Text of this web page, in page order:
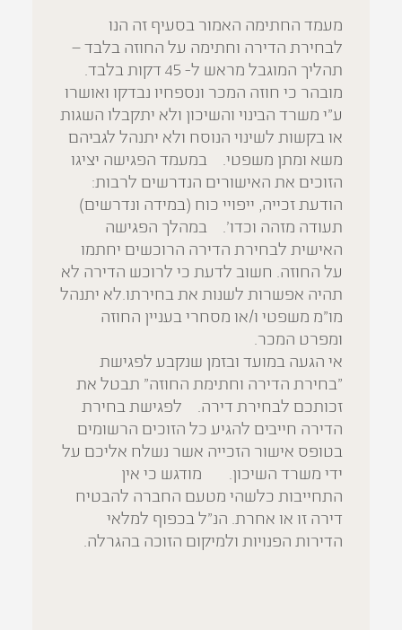
מעמד החתימה האמור בסעיף זה הנו
לבחירת הדירה וחתימה על החוזה בלבד –
תהליך המוגבל מראש ל- 45 דקות בלבד.
מובהר כי חוזה המכר ונספחיו נבדקו ואושרו
ע”י משרד הבינוי והשיכון ולא יתקבלו השגות
או בקשות לשינוי הנוסח ולא יתנהל לגביהם
משא ומתן משפטי. במעמד הפגישה יציגו
הזוכים את האישורים הנדרשים לרבות:
הודעת זכייה, ייפויי כוח (במידה ונדרשים)
תעודה מזהה וכדו'. במהלך הפגישה
האישית לבחירת הדירה הרוכשים יחתמו
על החוזה. חשוב לדעת כי לרוכש הדירה לא
תהיה אפשרות לשנות את בחירתו.לא יתנהל
מו"מ משפטי ו/או מסחרי בעניין החוזה
ומפרט המכר.
אי הגעה במועד ובזמן שנקבע לפגישת
"בחירת הדירה וחתימת החוזה" תבטל את
זכותכם לבחירת דירה. לפגישת בחירת
הדירה חייבים להגיע כל הזוכים הרשומים
בטופס אישור הזכייה אשר נשלח אליכם על
ידי משרד השיכון. מודגש כי אין
התחייבות כלשהי מטעם החברה להבטיח
דירה זו או אחרת. הנ"ל בכפוף למלאי
הדירות הפנויות ולמיקום הזוכה בהגרלה.